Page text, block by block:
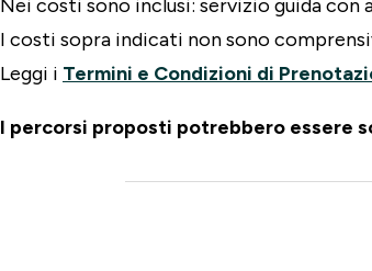
Nei costi sono inclusi: servizio guida
I costi sopra indicati non sono
Leggi i Termini e Condizioni di
I percorsi proposti potrebbero essere